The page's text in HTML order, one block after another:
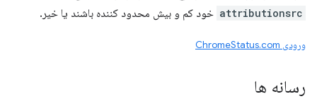
attributionsrc خود کم و بیش محدود کننده باشند یا خیر.
ورودی ChromeStatus.com
رسانه ها